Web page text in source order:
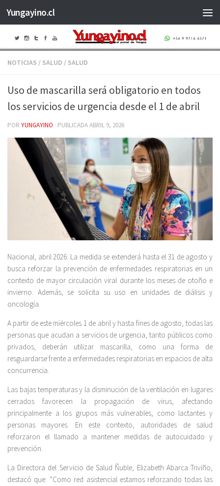
Saltar al contenido
Yungayino.cl
NOTICIAS / SALUD / SALUD
Uso de mascarilla será obligatorio en todos
los servicios de urgencia desde el 1 de abril
POR YUNGAYINO · PUBLICADAABRIL 9, 2026
Nacional, abril 2026: La medida se extenderá hasta el 31 de agosto y
busca reforzar la prevención de enfermedades respiratorias en un
contexto de mayor circulación viral durante los meses de otoño e
invierno. Además, se solicita su uso en unidades de diálisis y
oncología.
A partir de este miércoles 1 de abril y hasta fines de agosto, todas las
personas que acudan a servicios de urgencia, tanto públicos como
privados, deberán utilizar mascarilla, como una forma de
resguardarse frente a enfermedades respiratorias en espacios de alta
concurrencia.
Las bajas temperaturas y la disminución de la ventilación en lugares
cerrados favorecen la propagación de virus, afectando
principalmente a los grupos más vulnerables, como lactantes y
personas mayores. En este contexto, autoridades de salud
reforzaron el llamado a mantener medidas de autocuidado y
prevención.
La Directora del Servicio de Salud Ñuble, Elizabeth Abarca Triviño,
destacó que: “Como red asistencial estamos reforzando todas las